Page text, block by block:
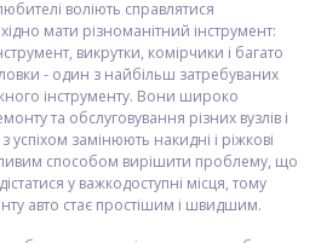
воліють справлятися
мати різноманітний інструмент:
викрутки, комірчики і багато
- один з найбільш затребуваних
інструменту. Вони широко
та обслуговування різних вузлів і
успіхом замінюють накидні і ріжкові
способом вирішити проблему, що
у важкодоступні місця, тому
авто стає простішим і швидшим.